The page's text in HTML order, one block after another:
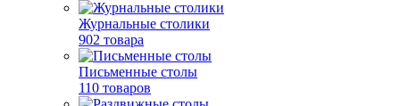
Журнальные столики
902 товара
Письменные столы
110 товаров